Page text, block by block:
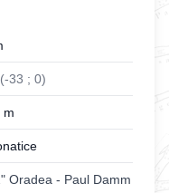
(-33 ; 0)
m
Oradea - Paul Damm